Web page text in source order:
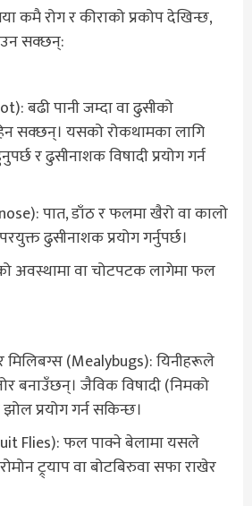
कमै रोग र कीराको प्रकोप देखिन्छ,
सक्छन्:
बढी पानी जम्दा वा ढुसीको
सक्छन्। यसको रोकथामका लागि
र ढुसीनाशक विषादी प्रयोग गर्न
पात, डाँठ र फलमा खैरो वा कालो
ढुसीनाशक प्रयोग गर्नुपर्छ।
अवस्थामा वा चोटपटक लागेमा फल
मिलिबग्स (Mealybugs): यिनीहरूले
बनाउँछन्। जैविक विषादी (निमको
प्रयोग गर्न सकिन्छ।
Flies): फल पाक्ने बेलामा यसले
ट्र्याप वा बोटबिरुवा सफा राखेर